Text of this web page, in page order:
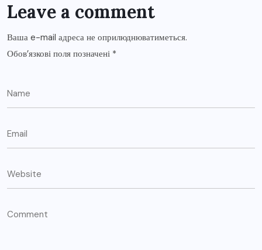
Leave a comment
Ваша e-mail адреса не оприлюднюватиметься.
Обов’язкові поля позначені *